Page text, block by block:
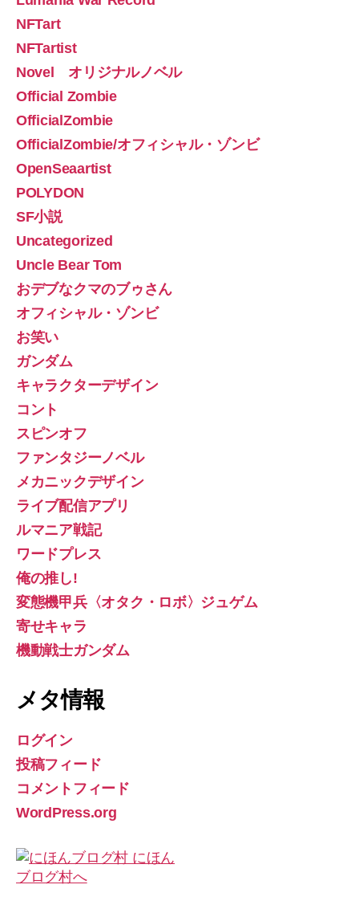
NFTart
NFTartist
Novel オリジナルノベル
Official Zombie
OfficialZombie
OfficialZombie/オフィシャル・ゾンビ
OpenSeaartist
POLYDON
SF小説
Uncategorized
Uncle Bear Tom
おデブなクマのブゥさん
オフィシャル・ゾンビ
お笑い
ガンダム
キャラクターデザイン
コント
スピンオフ
ファンタジーノベル
メカニックデザイン
ライブ配信アプリ
ルマニア戦記
ワードプレス
俺の推し!
変態機甲兵〈オタク・ロボ〉ジュゲム
寄せキャラ
機動戦士ガンダム
メタ情報
ログイン
投稿フィード
コメントフィード
WordPress.org